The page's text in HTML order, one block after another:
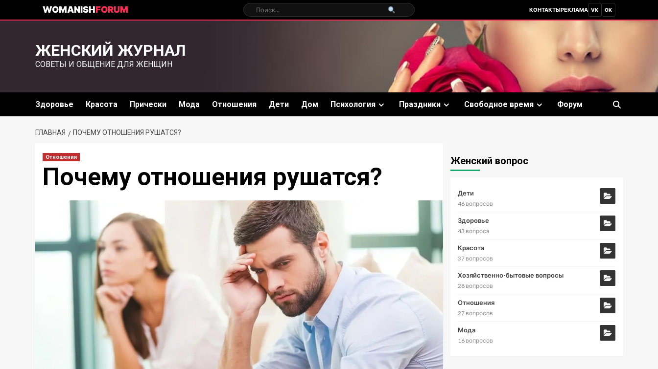
WOMANISHFORUM КОНТАКТЫРЕКЛАМА VK OK
ЖЕНСКИЙ ЖУРНАЛ
СОВЕТЫ И ОБЩЕНИЕ ДЛЯ ЖЕНЩИН
Здоровье Красота Прически Мода Отношения Дети Дом Психология Праздники Свободное время Форум
ГЛАВНАЯ ПОЧЕМУ ОТНОШЕНИЯ РУШАТСЯ?
Отношения
Почему отношения рушатся?
Женский вопрос
Дети
46 вопросов
Здоровье
43 вопроса
Красота
37 вопросов
Хозяйственно-бытовые вопросы
28 вопросов
Отношения
27 вопросов
Мода
16 вопросов